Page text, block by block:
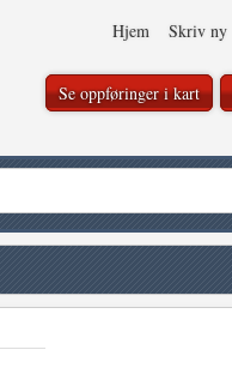
Hjem Skriv ny
Se oppføringer i kart